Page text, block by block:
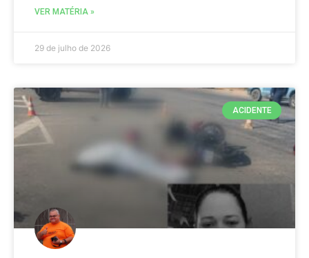
VER MATÉRIA »
29 de julho de 2026
ACIDENTE